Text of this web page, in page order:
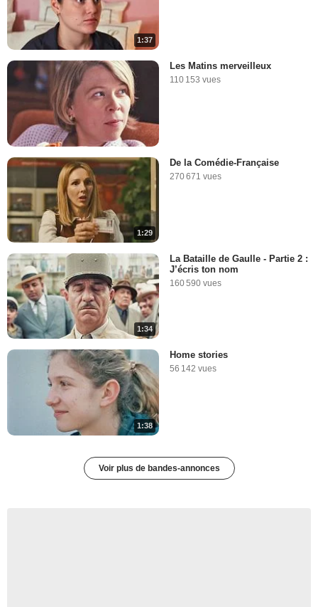
1:37
Les Matins merveilleux
110 153 vues
1:29
De la Comédie-Française
270 671 vues
1:34
La Bataille de Gaulle - Partie 2 :
J’écris ton nom
160 590 vues
1:38
Home stories
56 142 vues
Voir plus de bandes-annonces